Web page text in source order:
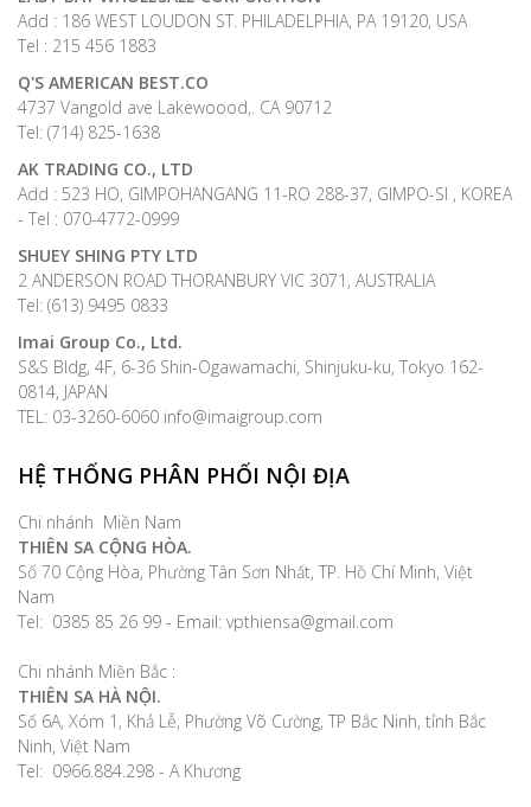
Add : 186 WEST LOUDON ST. PHILADELPHIA, PA 19120, USA
Tel : 215 456 1883
Q'S AMERICAN BEST.CO
4737 Vangold ave Lakewoood,. CA 90712
Tel: (714) 825-1638
AK TRADING CO., LTD
Add : 523 HO, GIMPOHANGANG 11-RO 288-37, GIMPO-SI , KOREA
- Tel : 070-4772-0999
SHUEY SHING PTY LTD
2 ANDERSON ROAD THORANBURY VIC 3071, AUSTRALIA
Tel: (613) 9495 0833
Imai Group Co., Ltd.
S&S Bldg, 4F, 6-36 Shin-Ogawamachi, Shinjuku-ku, Tokyo 162-
0814, JAPAN
TEL: 03-3260-6060 info@imaigroup.com
HỆ THỐNG PHÂN PHỐI NỘI ĐỊA
Chi nhánh Miền Nam
THIÊN SA CỘNG HÒA.
Số 70 Cộng Hòa, Phường Tân Sơn Nhất, TP. Hồ Chí Minh, Việt
Nam
Tel: 0385 85 26 99 - Email: vpthiensa@gmail.com
Chi nhánh Miền Bắc :
THIÊN SA HÀ NỘI.
Số 6A, Xóm 1, Khả Lễ, Phường Võ Cường, TP Bắc Ninh, tỉnh Bắc
Ninh, Việt Nam
Tel: 0966.884.298 - A Khương